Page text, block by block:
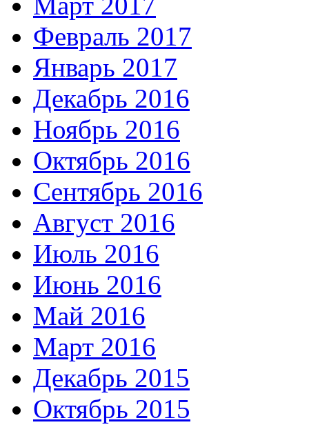
Февраль 2017
Январь 2017
Декабрь 2016
Ноябрь 2016
Октябрь 2016
Сентябрь 2016
Август 2016
Июль 2016
Июнь 2016
Май 2016
Март 2016
Декабрь 2015
Октябрь 2015